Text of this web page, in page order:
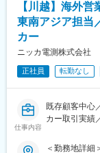
・再雇用制度
長可
・時差勤務も
変更の範囲：
・顧客への納
※年に数回海
■当社製品：
研削砥石を
す。
4名(男性2名
す。
【川越】海外
東南アジア担当
カー
ニッカ電測株式会社
正社員 転勤なし
仕事内容
既存顧客中心
カー取引実績
＜勤務地詳細